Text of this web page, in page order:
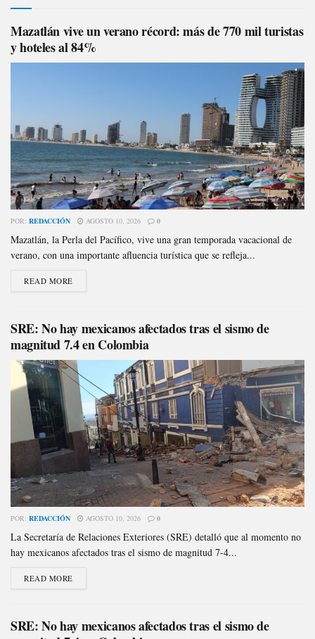
Mazatlán vive un verano récord: más de 770 mil turistas
y hoteles al 84%
POR: REDACCIÓN AGOSTO 10, 2026 0
Mazatlán, la Perla del Pacífico, vive una gran temporada vacacional de
verano, con una importante afluencia turística que se refleja...
READ MORE
SRE: No hay mexicanos afectados tras el sismo de
magnitud 7.4 en Colombia
POR: REDACCIÓN AGOSTO 10, 2026 0
La Secretaría de Relaciones Exteriores (SRE) detalló que al momento no
hay mexicanos afectados tras el sismo de magnitud 7-4...
READ MORE
SRE: No hay mexicanos afectados tras el sismo de